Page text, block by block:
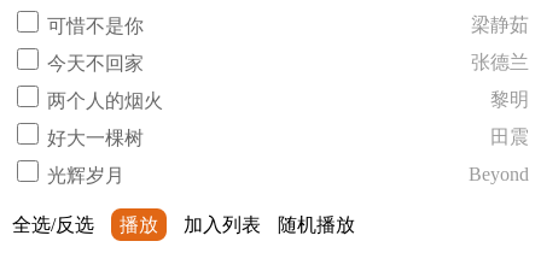
可惜不是你
梁静茹
今天不回家
张德兰
两个人的烟火
黎明
好大一棵树
田震
光辉岁月
Beyond
全选/反选 播放 加入列表 随机播放